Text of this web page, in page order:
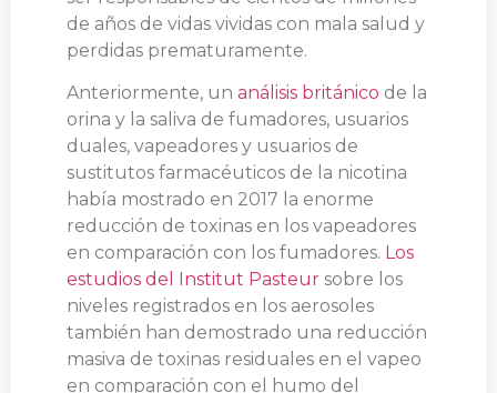
de años de vidas vividas con mala salud y
perdidas prematuramente.
Anteriormente, un análisis británico de la
orina y la saliva de fumadores, usuarios
duales, vapeadores y usuarios de
sustitutos farmacéuticos de la nicotina
había mostrado en 2017 la enorme
reducción de toxinas en los vapeadores
en comparación con los fumadores. Los
estudios del Institut Pasteur sobre los
niveles registrados en los aerosoles
también han demostrado una reducción
masiva de toxinas residuales en el vapeo
en comparación con el humo del